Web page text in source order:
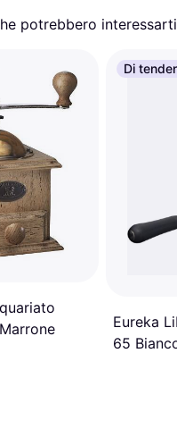
potrebbero
Di
Eureka
65